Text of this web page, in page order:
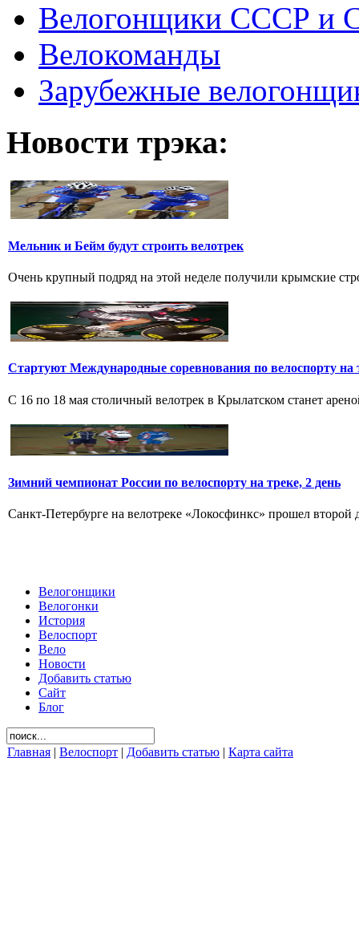
Велогонщики СССР и
Велокоманды
Зарубежные
Новости трэка:
Мельник и Бейм будут строить велотрек
Очень крупный подряд на этой неделе получили крымские
Стартуют Международные соревнования по велоспорту на
С 16 по 18 мая столичный велотрек в Крылатском станет
Зимний чемпионат России по велоспорту на треке, 2 день
Санкт-Петербурге на велотреке «Локосфинкс» прошел
Велогонщики
Велогонки
История
Велоспорт
Вело
Новости
Добавить статью
Сайт
Блог
Главная | Велоспорт | Добавить статью | Карта сайта